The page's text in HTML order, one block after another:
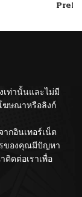
เท่านั้นและไม่มี
ฆษณาหรือลิงก์
กอินเทอร์เน็ต
รของคุณมีปัญหา
ติดต่อเราเพื่อ